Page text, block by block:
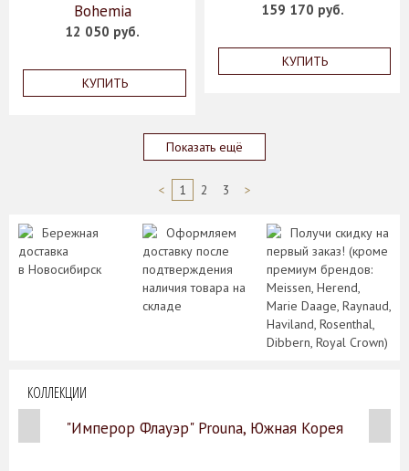
Bohemia
12 050 руб.
КУПИТЬ
159 170 руб.
КУПИТЬ
Показать ещё
< 1 2 3 >
Бережная
доставка
в Новосибирск
Оформляем
доставку после
подтверждения
наличия товара на
складе
Получи скидку на
первый заказ! (кроме
премиум брендов:
Meissen, Herend,
Marie Daage, Raynaud,
Haviland, Rosenthal,
Dibbern, Royal Crown)
КОЛЛЕКЦИИ
"Имперор Флауэр" Prouna, Южная Корея